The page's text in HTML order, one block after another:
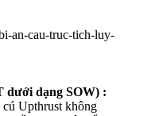
dưới dạng SOW) :
Upthrust không